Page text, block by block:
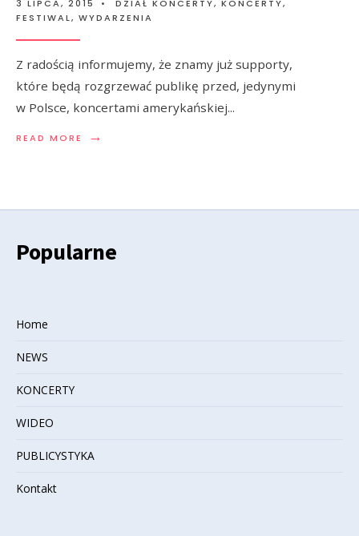
3 LIPCA, 2015 • DZIAŁ KONCERTY, KONCERTY,
FESTIWAL, WYDARZENIA
Z radością informujemy, że znamy już supporty,
które będą rozgrzewać publikę przed, jedynymi
w Polsce, koncertami amerykańskiej...
READ MORE →
Popularne
Home
NEWS
KONCERTY
WIDEO
PUBLICYSTYKA
Kontakt